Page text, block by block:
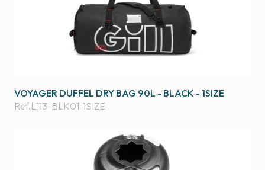
VOYAGER DUFFEL DRY BAG 90L - BLACK - 1SIZE
Ref.L113-BLK01-1SIZE